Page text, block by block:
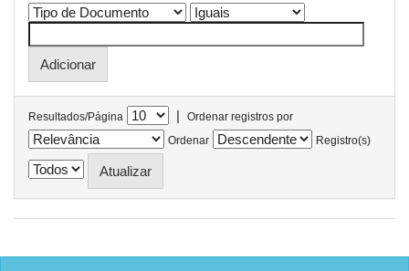
Resultados/Página |
Ordenar registros por
Ordenar
Registro(s)